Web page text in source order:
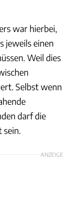
war hierbei,
jeweils einen
Weil dies
Selbst wenn
darf die
sein.
ANZEIGE